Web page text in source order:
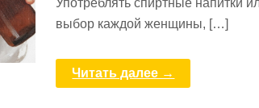
выбор каждой женщины, […]
Читать далее →